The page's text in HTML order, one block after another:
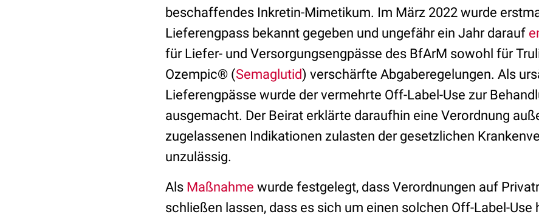
beschaffendes Inkretin-Mimetikum. Im März 2022 wurde
Lieferengpass bekannt gegeben und ungefähr ein Jahr darauf
für Liefer- und Versorgungsengpässe des BfArM sowohl für
Ozempic® (Semaglutid) verschärfte Abgaberegelungen. Als
Lieferengpässe wurde der vermehrte Off-Label-Use zur
ausgemacht. Der Beirat erklärte daraufhin eine Verordnung
zugelassenen Indikationen zulasten der gesetzlichen
unzulässig.
Als Maßnahme wurde festgelegt, dass Verordnungen auf
schließen lassen, dass es sich um einen solchen Off-Label-Use